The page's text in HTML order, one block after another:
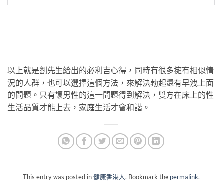
以上就是劉先生給出的必利吉心得，同時有很多擁有相似情
況的人群，也可以選擇這個方法，來解決勃起還有早洩上面
的問題。只有讓男性的這一問題得到解決，雙方在床上的性
生活品質才能上去，家庭生活才會和諧。
This entry was posted in健康香港人. Bookmark the permalink.